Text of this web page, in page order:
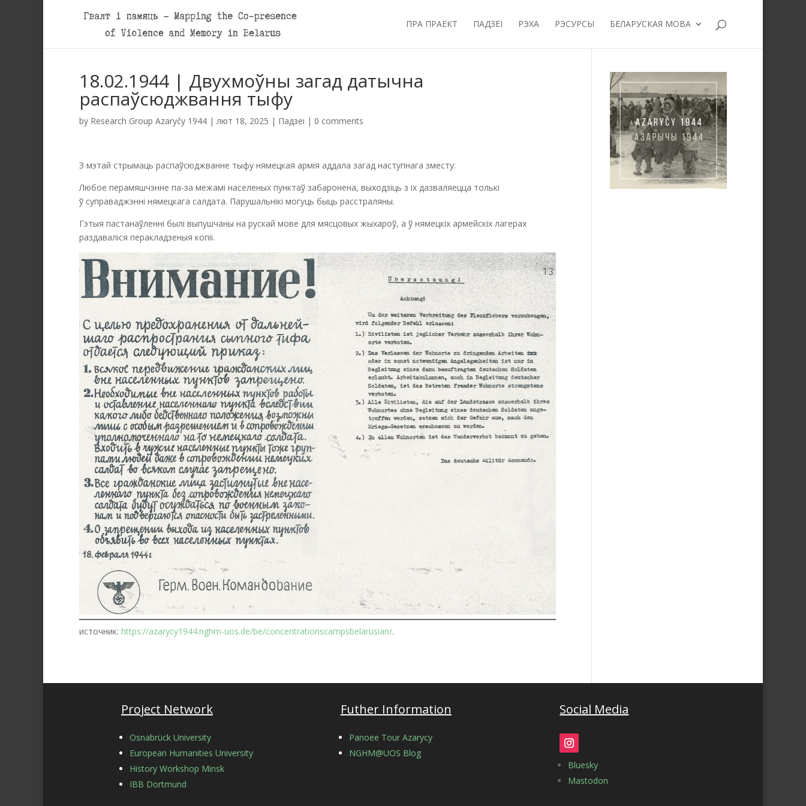
ПРА ПРАЕКТ ПАДЗЕІ РЭХА РЭСУРСЫ БЕЛАРУСКАЯ МОВА
18.02.1944 | Двухмоўны загад датычна
распаўсюджвання тыфу
by Research Group Azaryčy 1944 | лют 18, 2025 | Падзеі | 0 comments
З мэтай стрымаць распаўсюджванне тыфу нямецкая армія аддала загад наступнага зместу:
Любое перамяшчэнне па-за межамі населеных пунктаў забаронена, выходзіць з іх дазваляецца толькі
ў суправаджэнні нямецкага салдата. Парушальнікі могуць быць расстраляны.
Гэтыя пастанаўленні былі выпушчаны на рускай мове для мясцовых жыхароў, а ў нямецкіх армейскіх лагерах
раздаваліся перакладзеныя копіі.
источник: https://azarycy1944.nghm-uos.de/be/concentrationscampsbelarusian/.
Project Network
Osnabrück University
European Humanities University
History Workshop Minsk
IBB Dortmund
Futher Information
Panoee Tour Azarycy
NGHM@UOS Blog
Social Media
Bluesky
Mastodon